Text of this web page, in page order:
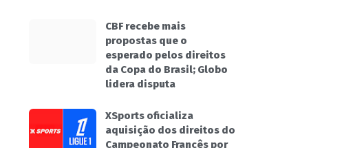
CBF recebe mais
propostas que o
esperado pelos direitos
da Copa do Brasil; Globo
lidera disputa
XSports oficializa
aquisição dos direitos do
Campeonato Francês por